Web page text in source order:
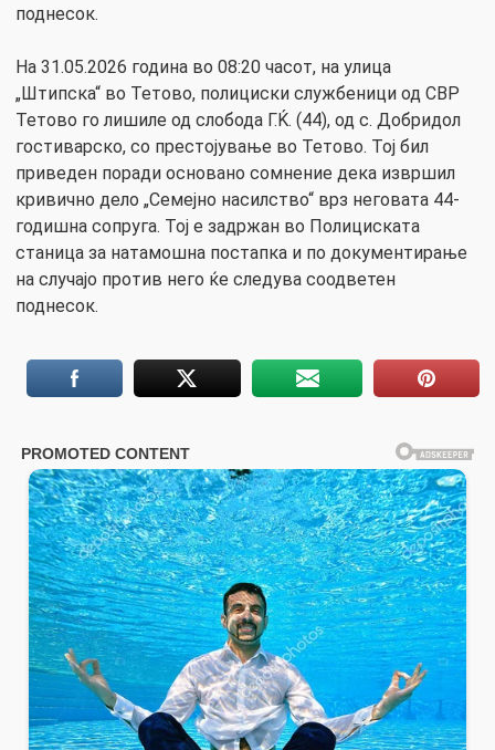
поднесок.
На 31.05.2026 година во 08:20 часот, на улица
„Штипска“ во Тетово, полициски службеници од СВР
Тетово го лишиле од слобода Г.Ќ. (44), од с. Добридол
гостиварско, со престојување во Тетово. Тој бил
приведен поради основано сомнение дека извршил
кривично дело „Семејно насилство“ врз неговата 44-
годишна сопруга. Тој е задржан во Полициската
станица за натамошна постапка и по документирање
на случајо против него ќе следува соодветен
поднесок.